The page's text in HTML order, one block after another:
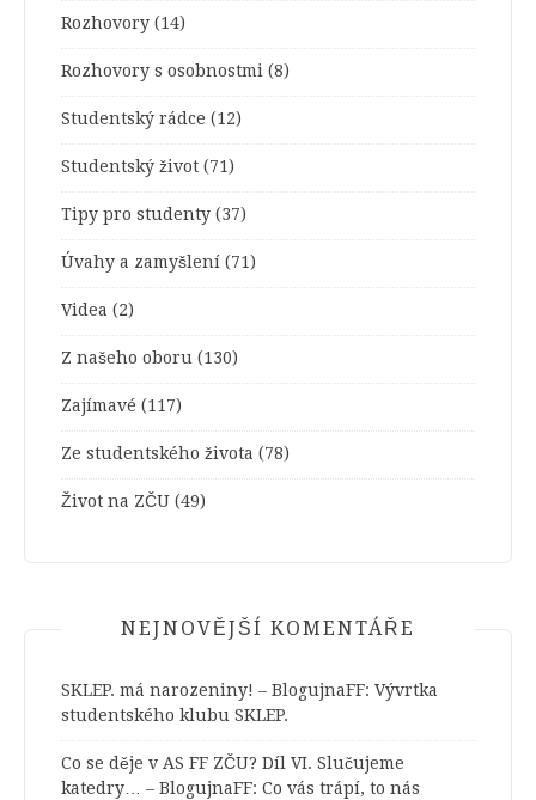
Rozhovory (14)
Rozhovory s osobnostmi (8)
Studentský rádce (12)
Studentský život (71)
Tipy pro studenty (37)
Úvahy a zamyšlení (71)
Videa (2)
Z našeho oboru (130)
Zajímavé (117)
Ze studentského života (78)
Život na ZČU (49)
NEJNOVĚJŠÍ KOMENTÁŘE
SKLEP. má narozeniny! – BlogujnaFF: Vývrtka
studentského klubu SKLEP.
Co se děje v AS FF ZČU? Díl VI. Slučujeme
katedry… – BlogujnaFF: Co vás trápí, to nás